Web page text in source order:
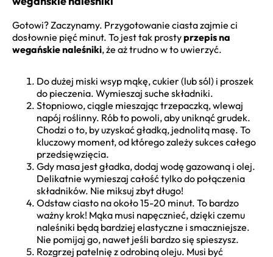
Gotowi? Zaczynamy. Przygotowanie ciasta zajmie ci
dosłownie pięć minut. To jest tak prostyprzepis na
wegańskie naleśniki, że aż trudno w to uwierzyć.
Do dużej miski wsyp mąkę, cukier (lub sól) i proszek
do pieczenia. Wymieszaj suche składniki.
Stopniowo, ciągle mieszając trzepaczką, wlewaj
napój roślinny. Rób to powoli, aby uniknąć grudek.
Chodzi o to, by uzyskać gładką, jednolitą masę. To
kluczowy moment, od którego zależy sukces całego
przedsięwzięcia.
Gdy masa jest gładka, dodaj wodę gazowaną i olej.
Delikatnie wymieszaj całość tylko do połączenia
składników. Nie miksuj zbyt długo!
Odstaw ciasto na około 15-20 minut. To bardzo
ważny krok! Mąka musi napęcznieć, dzięki czemu
naleśniki będą bardziej elastyczne i smaczniejsze.
Nie pomijaj go, nawet jeśli bardzo się spieszysz.
Rozgrzej patelnię z odrobiną oleju. Musi być